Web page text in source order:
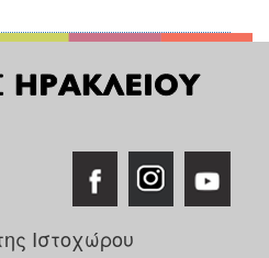
Ιστοχώρου